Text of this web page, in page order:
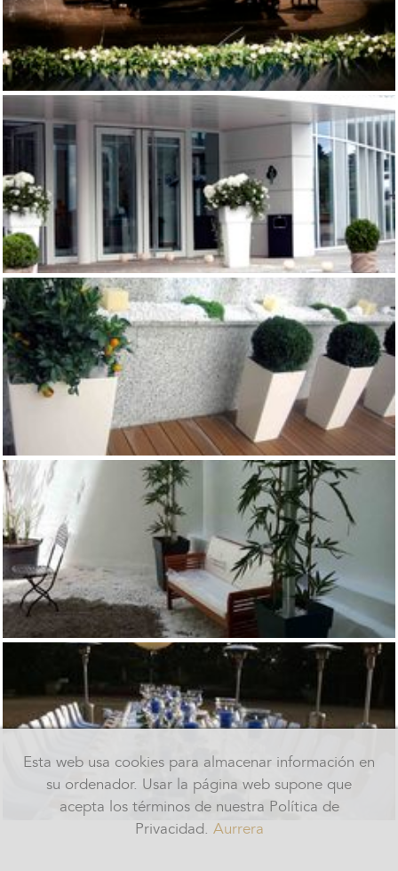
Esta web usa cookies para almacenar información en
su ordenador. Usar la página web supone que
acepta los términos de nuestra Política de
Privacidad. Aurrera